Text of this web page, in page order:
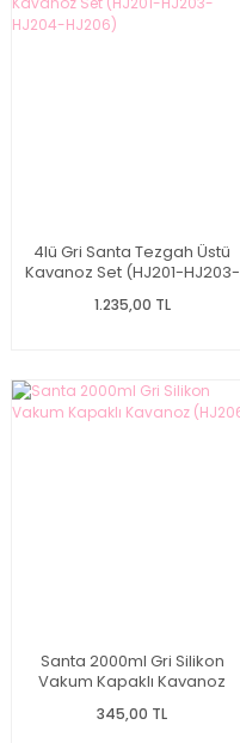
4lü Gri Santa Tezgah Üstü
Kavanoz Set (HJ201-HJ203-
1.235,00 TL
Santa 2000ml Gri Silikon
Vakum Kapaklı Kavanoz
345,00 TL